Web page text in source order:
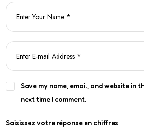
Save my name, email, and website in
next time I comment.
Saisissez votre réponse en chiffres